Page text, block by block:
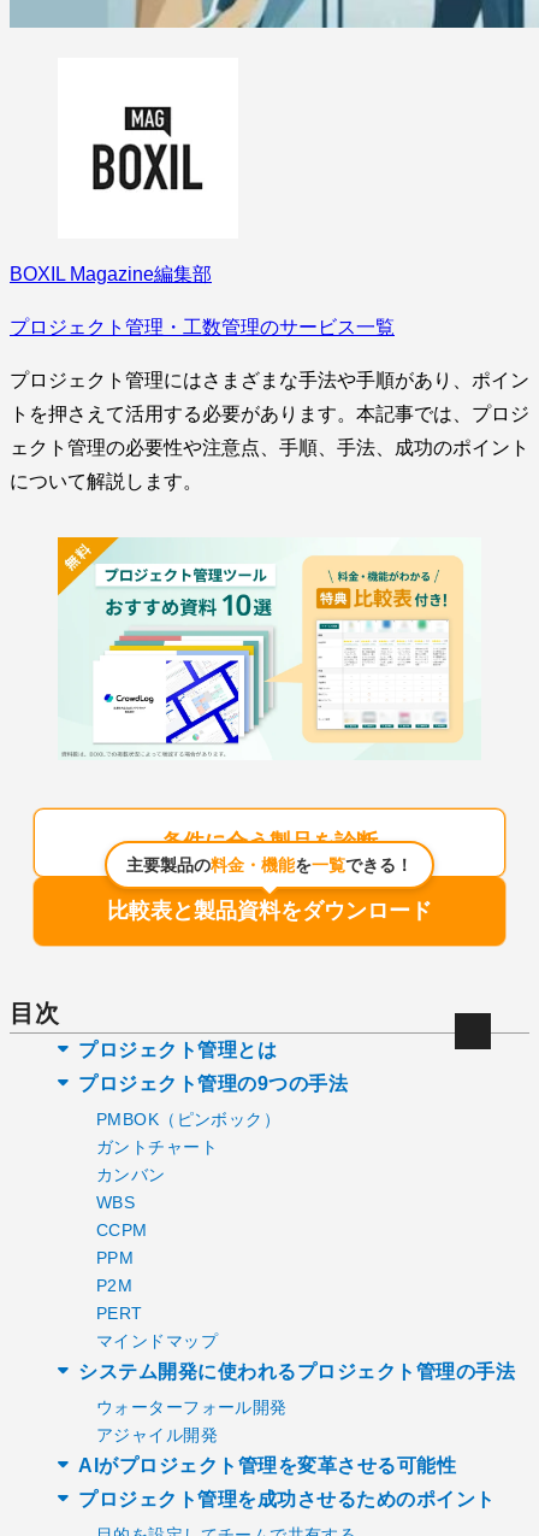
BOXIL Magazine編集部
プロジェクト管理・工数管理のサービス一覧
プロジェクト管理にはさまざまな手法や手順があり、ポイン
トを押さえて活用する必要があります。本記事では、プロジ
ェクト管理の必要性や注意点、手順、手法、成功のポイント
について解説します。
条件に合う製品を診断
主要製品の料金・機能を一覧できる！
比較表と製品資料をダウンロード
目次
プロジェクト管理とは
プロジェクト管理の9つの手法
PMBOK（ピンボック）
ガントチャート
カンバン
WBS
CCPM
PPM
P2M
PERT
マインドマップ
システム開発に使われるプロジェクト管理の手法
ウォーターフォール開発
アジャイル開発
AIがプロジェクト管理を変革させる可能性
プロジェクト管理を成功させるためのポイント